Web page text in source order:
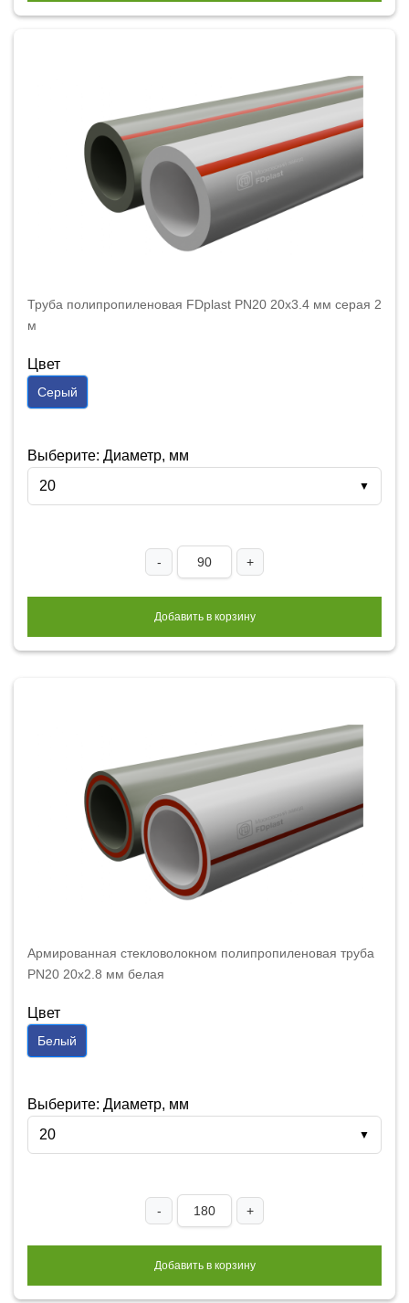
Труба полипропиленовая FDplast PN20 20x3.4 мм серая 2
м
Цвет
Серый
Выберите: Диаметр, мм
20
▼
- +
Добавить в корзину
Армированная стекловолокном полипропиленовая труба
PN20 20x2.8 мм белая
Цвет
Белый
Выберите: Диаметр, мм
20
▼
- +
Добавить в корзину